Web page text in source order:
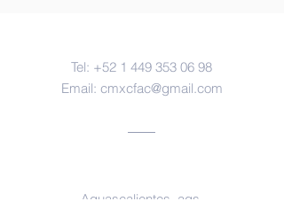
Tel: +52 1 449 353 06 98
Email: cmxcfac@gmail.com
Aguascalientes, ags.